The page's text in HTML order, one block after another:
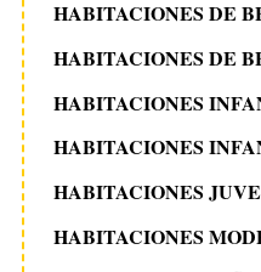
HABITACIONES DE
HABITACIONES DE
HABITACIONES
HABITACIONES
HABITACIONES
HABITACIONES